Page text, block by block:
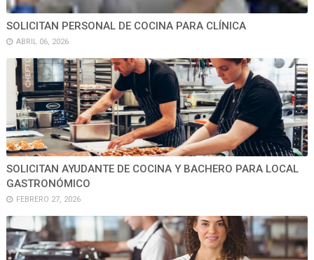
SOLICITAN PERSONAL DE COCINA PARA CLÍNICA
ABRIL 06, 2026
SOLICITAN AYUDANTE DE COCINA Y BACHERO PARA LOCAL
GASTRONÓMICO
FEBRERO 27, 2026